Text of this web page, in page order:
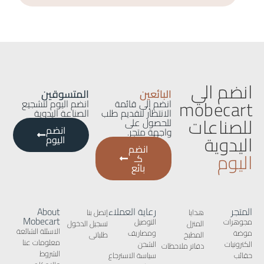
انضم الي
mobecart
للصناعات
اليدوية
اليوم
البائعين
انضم إلى قائمة
الانتظار لتقديم طلب
للحصول على
واجهة متجر.
انضم
كـ
بائع
المتسوقين
انضم اليوم لتشجيع
الصناعة اليدوية
انضم
اليوم
المتجر
مجوهرات
موضة
الكترونيات
حقائب
هدايا
المنزل
المطبخ
دفاتر ملاحظات
رعاية العملاء
التوصيل
ومصاريف
الشحن
سياسة الاسترجاع
إتصل بنا
تسجيل الدخول
طلباتى
About
Mobecart
الاسئلة الشائعة
معلومات عنا
الشروط